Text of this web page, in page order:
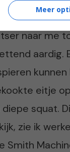
al weer in?
naar me
aardig.
kunnen
eitje
squat.
zie ik
Smith
Meer